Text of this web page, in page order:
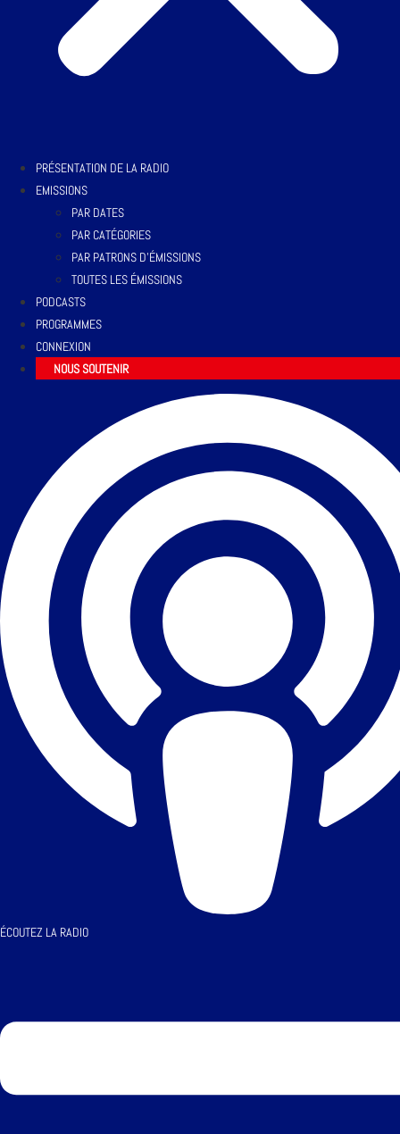
PRÉSENTATION DE LA RADIO
EMISSIONS
PAR DATES
PAR CATÉGORIES
PAR PATRONS D’ÉMISSIONS
TOUTES LES ÉMISSIONS
PODCASTS
PROGRAMMES
CONNEXION
NOUS SOUTENIR
ÉCOUTEZ LA RADIO